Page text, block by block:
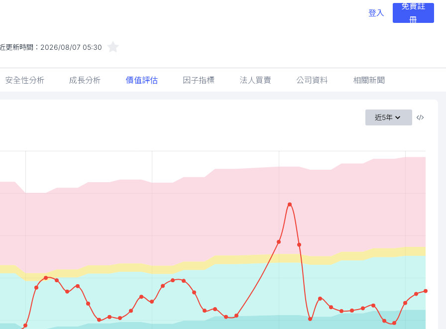
登入
免費註
冊
更新時間： 2026/08/07 05:30
安全性分析 成長分析 價值評估 因子指標 法人買賣 公司資料 相關新聞
近5年